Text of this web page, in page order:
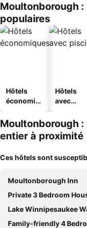
Moultonborough
populaires
Hôtels
économiq
Hôtels
avec
Moultonborough
entier à proximité
Ces hôtels sont
Moultonborough Inn
Private 3 Bedroom House With
Lake Winnipesaukee Water Front Cottage With Private Dock
Family-friendly 4 Bedroom Home In Wonderful Suissevale